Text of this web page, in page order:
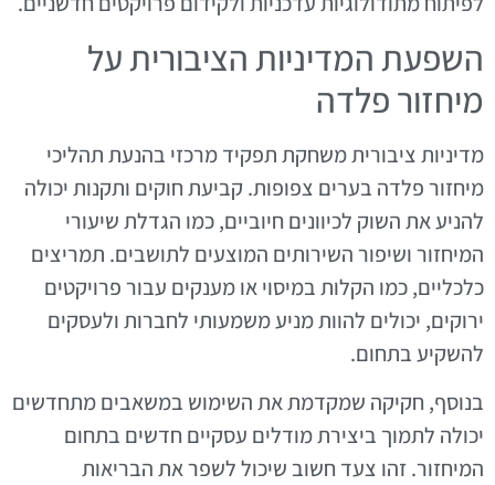
השפעת המדיניות הציבורית על
מיחזור פלדה
מדיניות ציבורית משחקת תפקיד מרכזי בהנעת תהליכי
מיחזור פלדה בערים צפופות. קביעת חוקים ותקנות יכולה
להניע את השוק לכיוונים חיוביים, כמו הגדלת שיעורי
המיחזור ושיפור השירותים המוצעים לתושבים. תמריצים
כלכליים, כמו הקלות במיסוי או מענקים עבור פרויקטים
ירוקים, יכולים להוות מניע משמעותי לחברות ולעסקים
להשקיע בתחום.
בנוסף, חקיקה שמקדמת את השימוש במשאבים מתחדשים
יכולה לתמוך ביצירת מודלים עסקיים חדשים בתחום
המיחזור. זהו צעד חשוב שיכול לשפר את הבריאות